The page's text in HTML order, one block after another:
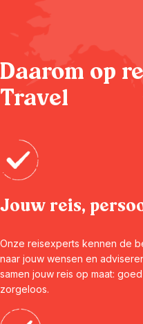
Daarom op
Travel
Jouw reis,
Onze reisexperts kennen de
naar jouw wensen en
samen jouw reis op maat:
zorgeloos.